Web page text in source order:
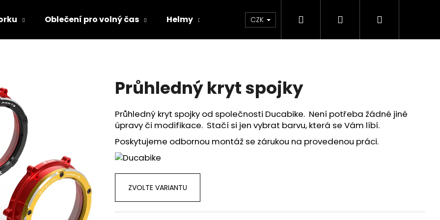
Oblečení pro volný čas Helmy Chrániče Díly Doplňky a předměty
CZK Hledat PřihlášeníNákupní
Průhledný kryt spojky
Průhledný kryt spojky od společnosti Ducabike. Není potřeba žádné jiné
úpravy či modifikace. Stačí si jen vybrat barvu, která se Vám líbí.
Poskytujeme odbornou montáž se zárukou na provedenou práci.
ZVOLTE VARIANTU
HLEDAT
TRIČKO DC SPEED BÍLO-ČERNÉ
TRIČKO DC SPEED ČERVENO-ČERNÉ